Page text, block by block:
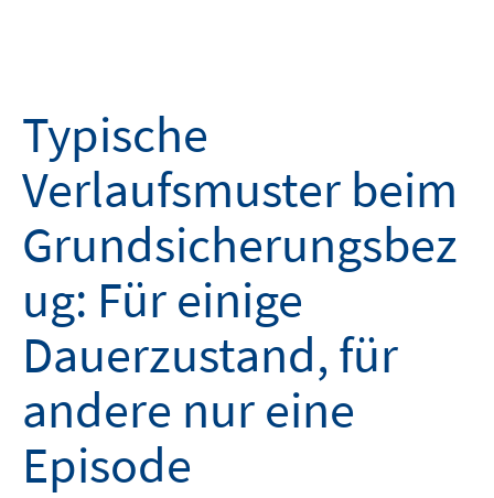
Typische
Verlaufsmuster beim
Grundsicherungsbez
ug: Für einige
Dauerzustand, für
andere nur eine
Episode